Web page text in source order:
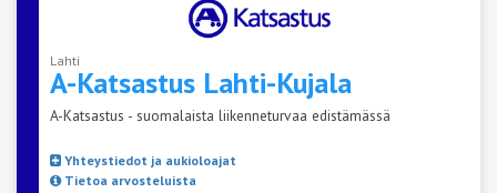
Lahti
A-Katsastus Lahti-Kujala
A-Katsastus - suomalaista liikenneturvaa edistämässä
Yhteystiedot ja aukioloajat
Tietoa arvosteluista